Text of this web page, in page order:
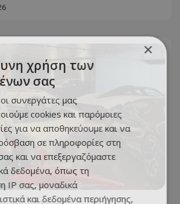
×
χρήση των
σας
οι συνεργάτες μας
cookies και παρόμοιες
για να αποθηκεύουμε και να
σε πληροφορίες στη
και να επεξεργαζόμαστε
δεδομένα, όπως τη
IP σας, μοναδικά
και δεδομένα περιήγησης,